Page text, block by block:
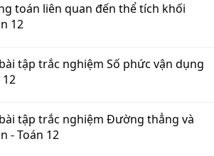
toán liên quan đến thể tích khối
12
tập trắc nghiệm Số phức vận dụng
12
tập trắc nghiệm Đường thẳng và
- Toán 12